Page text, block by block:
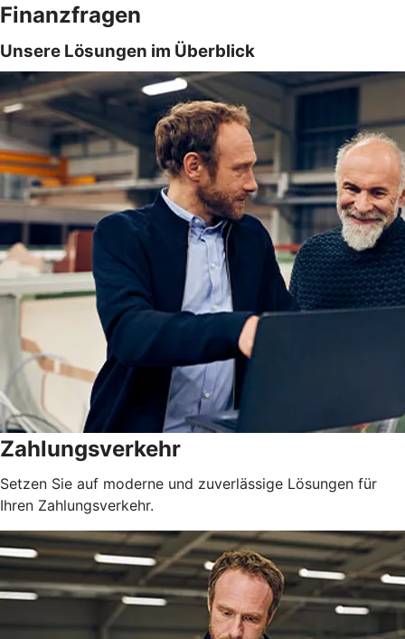
Finanzfragen
Unsere Lösungen im Überblick
Zahlungsverkehr
Setzen Sie auf moderne und zuverlässige Lösungen für
Ihren Zahlungsverkehr.